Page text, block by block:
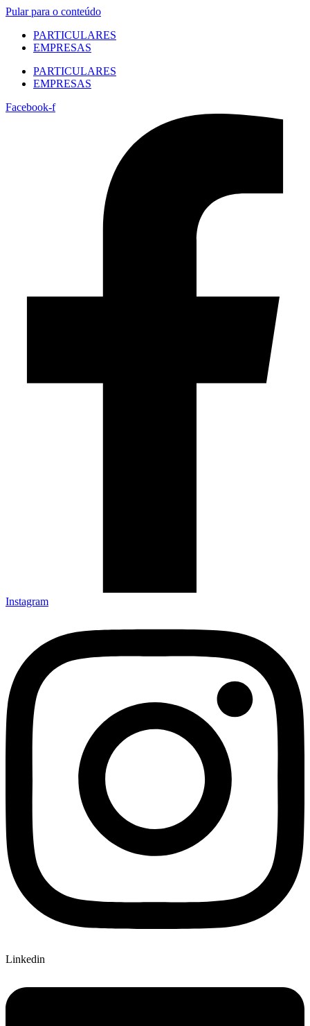
Pular para o conteúdo
PARTICULARES
EMPRESAS
PARTICULARES
EMPRESAS
Facebook-f
Instagram
Linkedin